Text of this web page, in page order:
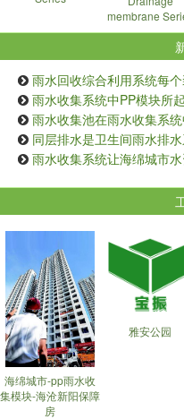
membrane
雨水回收综合利用系统每
雨水收集系统中PP模块所
雨水收集池在雨水收集系
同层排水是卫生间雨水排
雨水收集系统让海绵城市
海绵城市-pp雨水收
集模块-海沧新阳保障
房
雅安公园